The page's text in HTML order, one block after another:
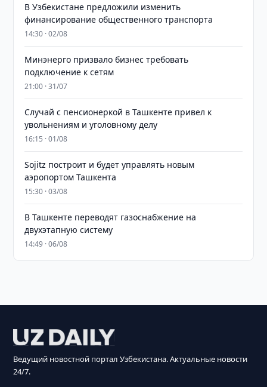
В Узбекистане предложили изменить
финансирование общественного транспорта
14:30 · 02/08
Минэнерго призвало бизнес требовать
подключение к сетям
21:00 · 31/07
Случай с пенсионеркой в Ташкенте привел к
увольнениям и уголовному делу
16:15 · 01/08
Sojitz построит и будет управлять новым
аэропортом Ташкента
15:30 · 03/08
В Ташкенте переводят газоснабжение на
двухэтапную систему
14:49 · 06/08
Ведущий новостной портал Узбекистана. Актуальные новости
24/7.